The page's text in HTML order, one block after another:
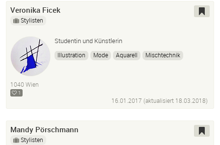
Veronika Ficek
Stylisten
Studentin und Künstlerin
Illustration Mode Aquarell
Mischtechnik
1040 Wien
1
16.01.2017 (aktualisiert 18.03.2018)
Mandy Pörschmann
Stylisten